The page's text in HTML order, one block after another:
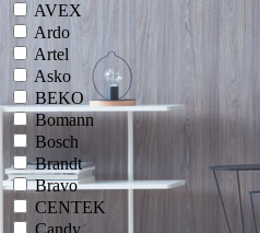
AVEX
Ardo
Artel
Asko
BEKO
Bomann
Bosch
Brandt
Bravo
CENTEK